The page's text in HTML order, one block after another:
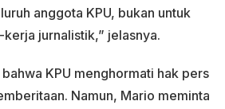
anggota KPU, bukan untuk
jurnalistik,” jelasnya.
KPU menghormati hak pers
Namun, Mario meminta